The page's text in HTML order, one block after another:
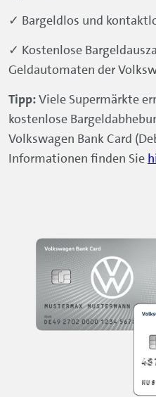
✓ Bargeldlos und
✓ Kostenlose
Geldautomaten der
Tipp:Viele Supermärkte
kostenlose
Volkswagen Bank Card
Informationen finden Sie